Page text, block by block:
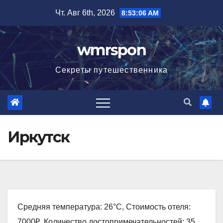
содержимому
Чт. Авг 6th, 2026 8:53:07 AM
wmrspon
Секреты путешественника
Иркутск
Средняя температура: 26°C, Стоимость отеля: